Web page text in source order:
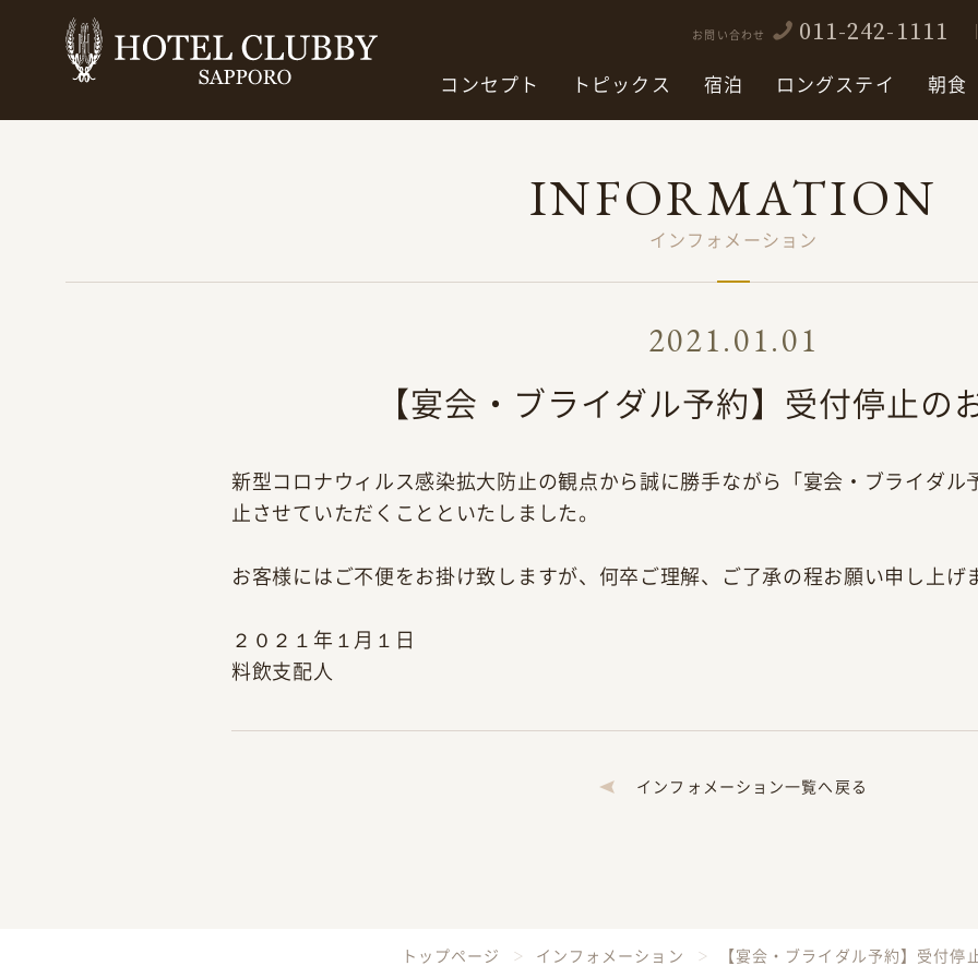
お問い合わせ 011-242-1111
コンセプト トピックス 宿泊 ロングステイ 朝食
INFORMATION
インフォメーション
2021.01.01
【宴会・ブライダル予約】受付停止の
新型コロナウィルス感染拡大防止の観点から誠に勝手ながら「宴会・ブライダル
止させていただくことといたしました。
お客様にはご不便をお掛け致しますが、何卒ご理解、ご了承の程お願い申し上げ
２０２１年１月１日
料飲支配人
インフォメーション一覧へ戻る
トップページ インフォメーション 【宴会・ブライダル予約】受付停